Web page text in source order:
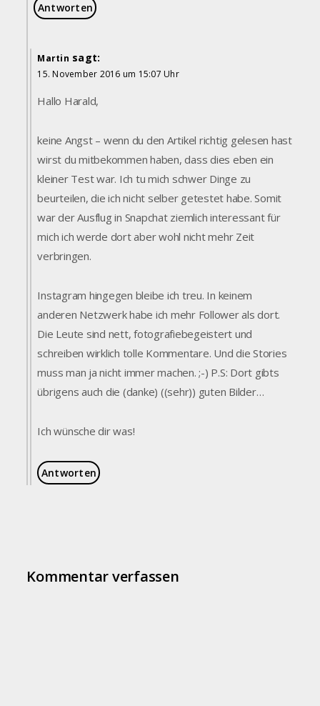
Antworten
Martin sagt:
15. November 2016 um 15:07 Uhr
Hallo Harald,
keine Angst – wenn du den Artikel richtig gelesen hast
wirst du mitbekommen haben, dass dies eben ein
kleiner Test war. Ich tu mich schwer Dinge zu
beurteilen, die ich nicht selber getestet habe. Somit
war der Ausflug in Snapchat ziemlich interessant für
mich ich werde dort aber wohl nicht mehr Zeit
verbringen.
Instagram hingegen bleibe ich treu. In keinem
anderen Netzwerk habe ich mehr Follower als dort.
Die Leute sind nett, fotografiebegeistert und
schreiben wirklich tolle Kommentare. Und die Stories
muss man ja nicht immer machen. ;-) P.S: Dort gibts
übrigens auch die (danke) ((sehr)) guten Bilder…
Ich wünsche dir was!
Antworten
Kommentar verfassen